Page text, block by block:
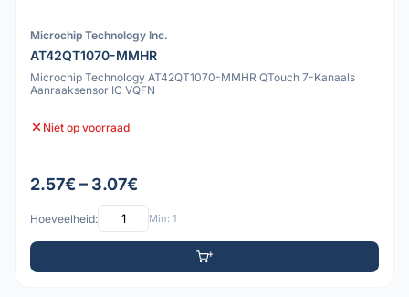
Microchip Technology Inc.
AT42QT1070-MMHR
Microchip Technology AT42QT1070-MMHR QTouch 7-Kanaals
Aanraaksensor IC VQFN
Niet op voorraad
2.57€ – 3.07€
Hoeveelheid: Min: 1